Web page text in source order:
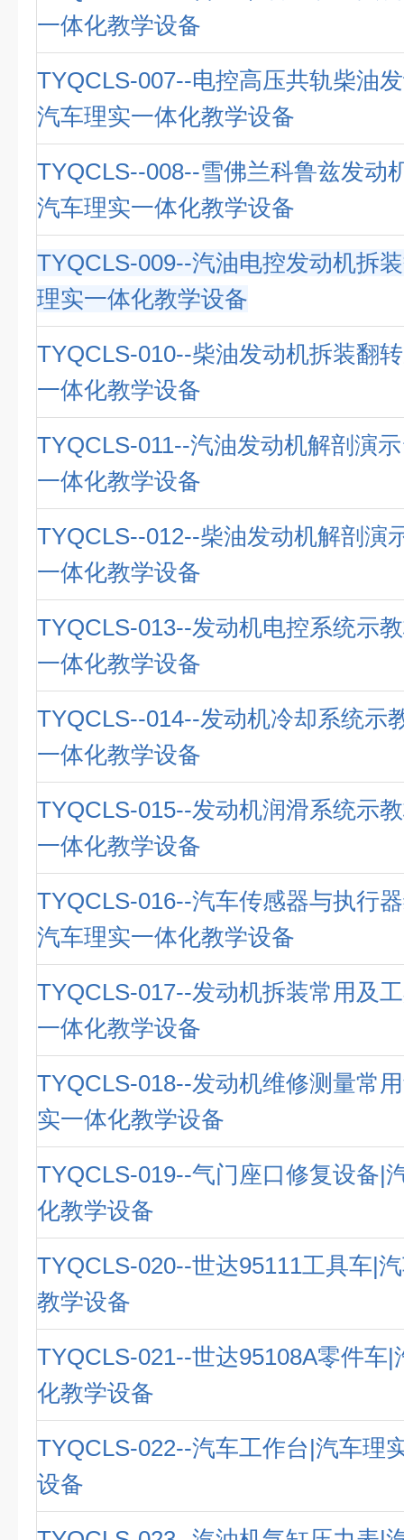
一体化教学设备
TYQCLS-007--电控高压共轨柴油
汽车理实一体化教学设备
TYQCLS--008--雪佛兰科鲁兹发动
汽车理实一体化教学设备
TYQCLS-009--汽油电控发动机拆
理实一体化教学设备
TYQCLS-010--柴油发动机拆装翻
一体化教学设备
TYQCLS-011--汽油发动机解剖演
一体化教学设备
TYQCLS--012--柴油发动机解剖演
一体化教学设备
TYQCLS-013--发动机电控系统示
一体化教学设备
TYQCLS--014--发动机冷却系统示
一体化教学设备
TYQCLS-015--发动机润滑系统示
一体化教学设备
TYQCLS-016--汽车传感器与执行
汽车理实一体化教学设备
TYQCLS-017--发动机拆装常用及
一体化教学设备
TYQCLS-018--发动机维修测量常
实一体化教学设备
TYQCLS-019--气门座口修复设备|
化教学设备
TYQCLS-020--世达95111工具车|
教学设备
TYQCLS-021--世达95108A零件车|
化教学设备
TYQCLS-022--汽车工作台|汽车理
设备